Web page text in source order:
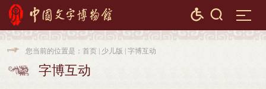
 
 字博互动
 您当前的位置是： 首页 少儿版 字博互动